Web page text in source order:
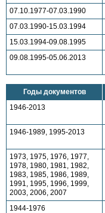
07.10.1977-07.03.1990
07.03.1990-15.03.1994
15.03.1994-09.08.1995
09.08.1995-05.06.2013
Годы документов
1946-2013
1946-1989, 1995-2013
1973, 1975, 1976, 1977,
1978, 1980, 1981, 1982,
1983, 1985, 1986, 1989,
1991, 1995, 1996, 1999,
2003, 2006, 2007
1944-1976